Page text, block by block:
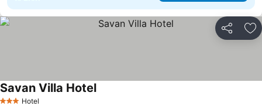
Delen
Hotel
Savan Villa Hotel